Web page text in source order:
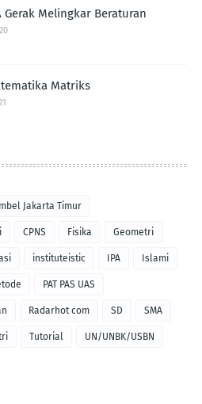
Gerak Melingkar Beraturan
Matriks
Jakarta Timur
CPNS Fisika Geometri
instituteistic IPA Islami
PAT PAS UAS
Radarhot com SD SMA
Tutorial UN/UNBK/USBN